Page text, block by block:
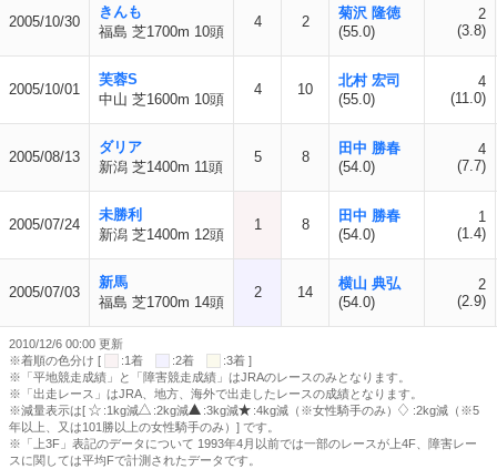
2005/10/30
きんも
福島 芝1700m 10頭
4 2
菊沢 隆徳
(55.0)
2
(3.8)
2005/10/01
芙蓉S
中山 芝1600m 10頭
4 10
北村 宏司
(55.0)
4
(11.0)
2005/08/13
ダリア
新潟 芝1400m 11頭
5 8
田中 勝春
(54.0)
4
(7.7)
2005/07/24
未勝利
新潟 芝1400m 12頭
1 8
田中 勝春
(54.0)
1
(1.4)
2005/07/03
新馬
福島 芝1700m 14頭
2 14
横山 典弘
(54.0)
2
(2.9)
2010/12/6 00:00 更新
※着順の色分け [
:1着 :2着
:3着 ]
※「平地競走成績」と「障害競走成績」はJRAのレースのみとなります。
※「出走レース」はJRA、地方、海外で出走したレースの成績となります。
※減量表示は[
:1kg減 :2kg減 :3kg減 :4kg減（※女性騎手のみ）
:2kg減（※5
年以上、又は101勝以上の女性騎手のみ）] です。
※「上3F」表記のデータについて 1993年4月以前では一部のレースが上4F、障害レー
スに関しては平均Fで計測されたデータです。